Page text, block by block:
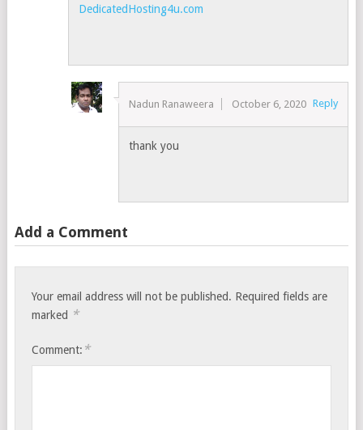
DedicatedHosting4u.com
Nadun Ranaweera October 6, 2020 Reply
thank you
Add a Comment
Your email address will not be published. Required fields are
marked *
Comment: *